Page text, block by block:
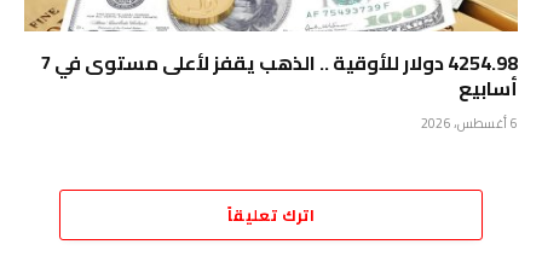
4254.98 دولار للأوقية .. الذهب يقفز لأعلى مستوى في 7
أسابيع
6 أغسطس، 2026
اترك تعليقاً